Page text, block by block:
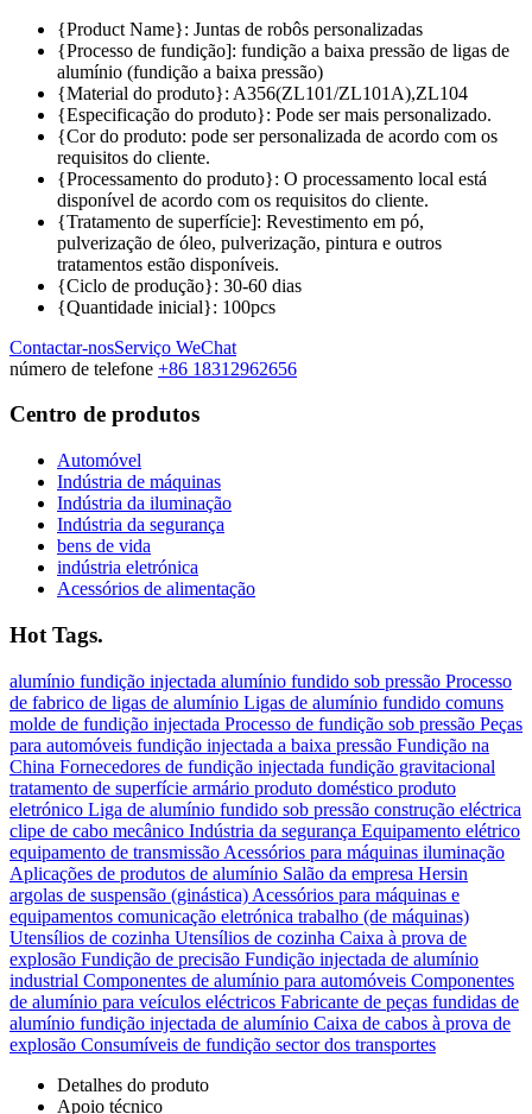
{Product Name}: Juntas de robôs personalizadas
{Processo de fundição]: fundição a baixa pressão de ligas de
alumínio (fundição a baixa pressão)
{Material do produto}: A356(ZL101/ZL101A),ZL104
{Especificação do produto}: Pode ser mais personalizado.
{Cor do produto: pode ser personalizada de acordo com os
requisitos do cliente.
{Processamento do produto}: O processamento local está
disponível de acordo com os requisitos do cliente.
{Tratamento de superfície]: Revestimento em pó,
pulverização de óleo, pulverização, pintura e outros
tratamentos estão disponíveis.
{Ciclo de produção}: 30-60 dias
{Quantidade inicial}: 100pcs
Contactar-nosServiço WeChat
número de telefone +86 18312962656
Centro de produtos
Automóvel
Indústria de máquinas
Indústria da iluminação
Indústria da segurança
bens de vida
indústria eletrónica
Acessórios de alimentação
Hot Tags.
alumínio fundição injectada alumínio fundido sob pressão Processo
de fabrico de ligas de alumínio Ligas de alumínio fundido comuns
molde de fundição injectada Processo de fundição sob pressão Peças
para automóveis fundição injectada a baixa pressão Fundição na
China Fornecedores de fundição injectada fundição gravitacional
tratamento de superfície armário produto doméstico produto
eletrónico Liga de alumínio fundido sob pressão construção eléctrica
clipe de cabo mecânico Indústria da segurança Equipamento elétrico
equipamento de transmissão Acessórios para máquinas iluminação
Aplicações de produtos de alumínio Salão da empresa Hersin
argolas de suspensão (ginástica) Acessórios para máquinas e
equipamentos comunicação eletrónica trabalho (de máquinas)
Utensílios de cozinha Utensílios de cozinha Caixa à prova de
explosão Fundição de precisão Fundição injectada de alumínio
industrial Componentes de alumínio para automóveis Componentes
de alumínio para veículos eléctricos Fabricante de peças fundidas de
alumínio fundição injectada de alumínio Caixa de cabos à prova de
explosão Consumíveis de fundição sector dos transportes
Detalhes do produto
Apoio técnico